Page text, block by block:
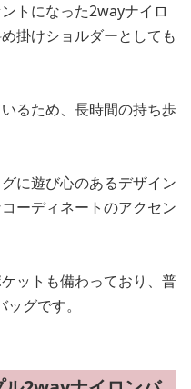
トになった2wayナイロ
掛けショルダーとしても
るため、長時間の持ち歩
に遊び心のあるデザイン
ーディネートのアクセン
ットも備わっており、普
グです。